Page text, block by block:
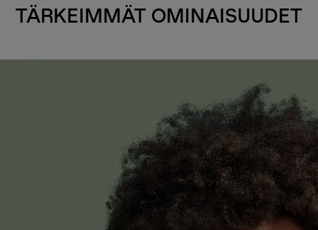
TÄRKEIMMÄT OMINAISUUDET